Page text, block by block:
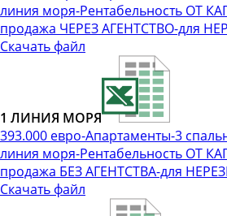
линия моря-Рентабельность ОТ
продажа ЧЕРЕЗ АГЕНТСТВО-для
Скачать файл
1 ЛИНИЯ МОРЯ
393.000 евро-Апартаменты-3
линия моря-Рентабельность ОТ
продажа БЕЗ АГЕНТСТВА-для
Скачать файл